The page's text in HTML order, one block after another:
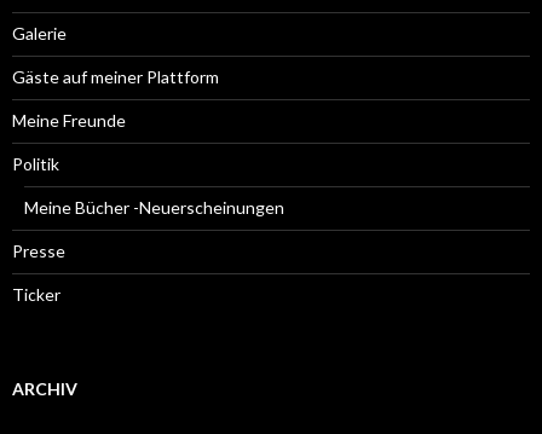
Galerie
Gäste auf meiner Plattform
Meine Freunde
Politik
Meine Bücher -Neuerscheinungen
Presse
Ticker
ARCHIV